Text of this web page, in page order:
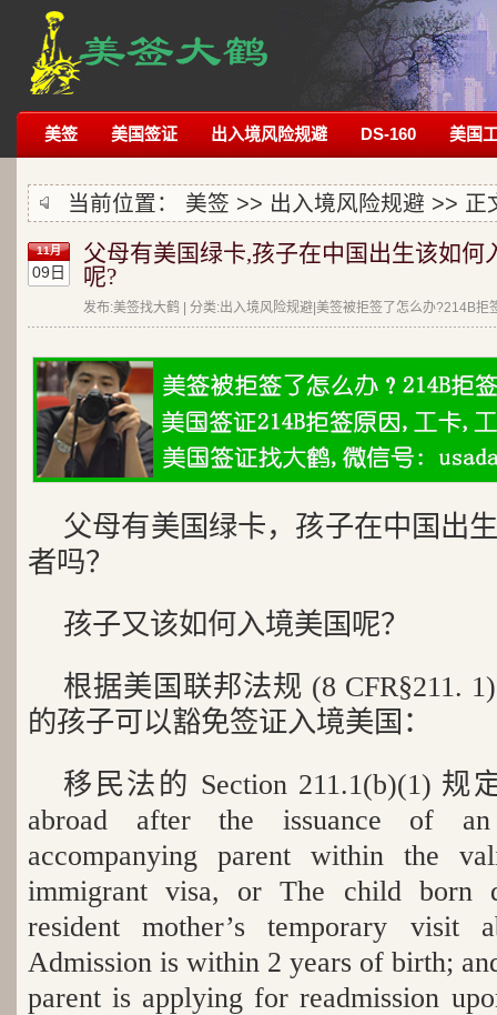
美签 美国签证 出入境风险规避 DS-160 美国
当前位置： 美签 >> 出入境风险规避 >> 正
11月
09日
父母有美国绿卡,孩子在中国出生该如何
呢?
发布:美签找大鹤 | 分类:出入境风险规避|美签被拒签了怎么办?214B拒
父母有美国绿卡，孩子在中国出
者吗？
孩子又该如何入境美国呢？
根据美国联邦法规 (8 CFR§211.
的孩子可以豁免签证入境美国：
移民法的 Section 211.1(b)(1) 规
abroad after the issuance of
accompanying parent within the
immigrant visa, or The child born
resident mother’s temporary visit
Admission is within 2 years of birth;
parent is applying for readmission